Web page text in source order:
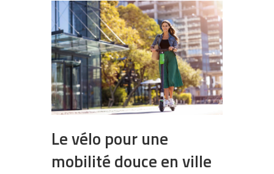
Le vélo pour une
mobilité douce en ville